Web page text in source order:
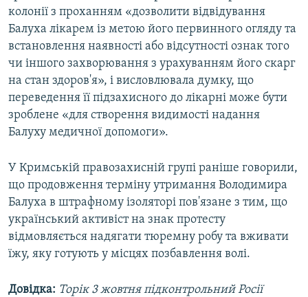
колонії з проханням «дозволити відвідування
Балуха лікарем із метою його первинного огляду та
встановлення наявності або відсутності ознак того
чи іншого захворювання з урахуванням його скарг
на стан здоров'я», і висловлювала думку, що
переведення її підзахисного до лікарні може бути
зроблене «для створення видимості надання
Балуху медичної допомоги».
У Кримській правозахисній групі раніше говорили,
що продовження терміну утримання Володимира
Балуха в штрафному ізоляторі пов'язане з тим, що
український активіст на знак протесту
відмовляється надягати тюремну робу та вживати
їжу, яку готують у місцях позбавлення волі.
Довідка: Торік 3 жовтня підконтрольний Росії